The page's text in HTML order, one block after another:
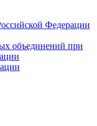
Федерации
объединений при